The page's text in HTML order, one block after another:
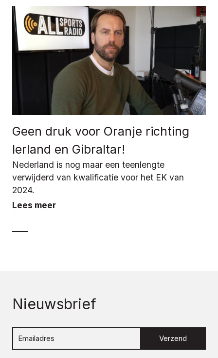
Geen druk voor Oranje richting
Ierland en Gibraltar!
Nederland is nog maar een teenlengte
verwijderd van kwalificatie voor het EK van
2024.
Lees meer
Nieuwsbrief
Verzend